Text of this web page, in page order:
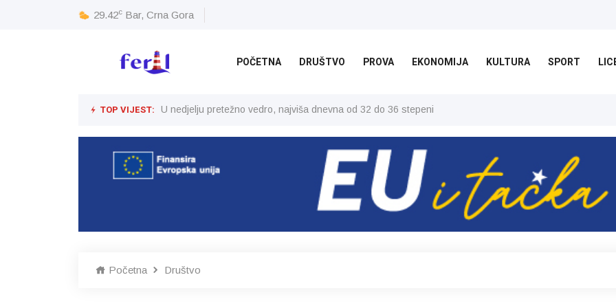
29.42c Bar, Crna Gora
POČETNA DRUŠTVO PROVA EKONOMIJA KULTURA SPORT
TOP VIJEST: U nedjelju pretežno vedro, najviša dnevna od 32 do 36 stepeni
Početna Društvo